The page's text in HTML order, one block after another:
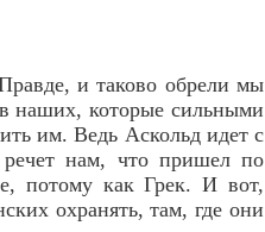
и таково обрели мы
наших, которые сильными
им. Ведь Аскольд идет с
нам, что пришел по
потому как Грек.И вот,
охранять, там, где они